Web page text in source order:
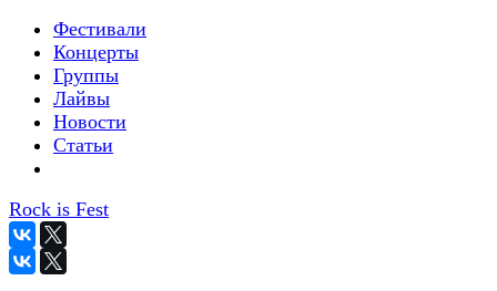
Фестивали
Концерты
Группы
Лайвы
Новости
Статьи
Rock is Fest